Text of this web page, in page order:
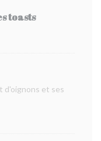
toasts
d'oignons et ses